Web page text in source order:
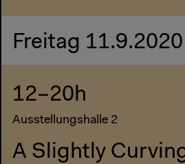
Freitag 11.9.2020
12–20h
Ausstellungshalle 2
A Slightly